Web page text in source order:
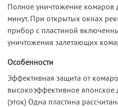
Полное уничтожение комаров
минут. При открытых окнах
прибор с пластиной
уничтожения залетающих
Особенности
Эффективная защита от
высокоэффективное
(эток) Одна пластина